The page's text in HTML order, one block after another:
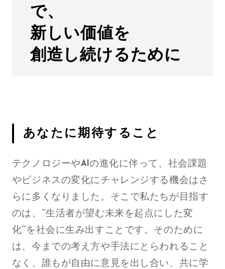
で、
新しい価値を
創造し続けるために
あなたに期待すること
テクノロジーやAIの進化に伴って、社会課題
やビジネスの変化にチャレンジする機会はさ
らに多くなりました。そこで私たちが目指す
のは、“生活者が望む未来を起点にした変
化”を社会に生み出すことです。そのために
は、今までの考え方や手法にとらわれること
なく、誰もが自由に意見を出し合い、共に学